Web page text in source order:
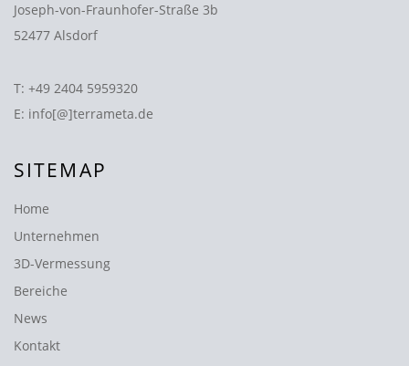
Joseph-von-Fraunhofer-Straße 3b
52477 Alsdorf
T: +49 2404 5959320
E: info[@]terrameta.de
SITEMAP
Home
Unternehmen
3D-Vermessung
Bereiche
News
Kontakt